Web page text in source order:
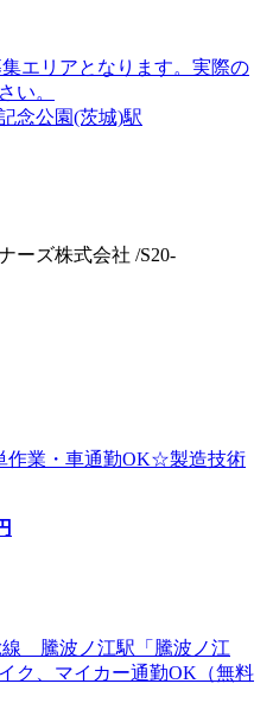
エリアとなります。実際の
い。
念公園(茨城)駅
ーズ株式会社 /S20-
作業・車通勤OK☆製造技術
線 騰波ノ江駅「騰波ノ江
ク、マイカー通勤OK（無料